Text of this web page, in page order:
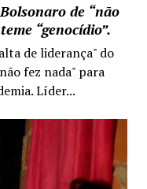
de “não
“genocídio”.
de liderança" do
fez nada" para
Líder...